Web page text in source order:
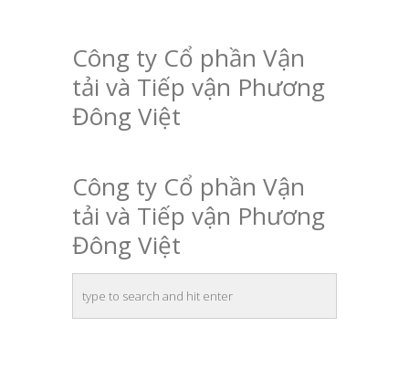
viết
Công ty Cổ phần Vận
tải và Tiếp vận Phương
Đông Việt
Công ty Cổ phần Vận
tải và Tiếp vận Phương
Đông Việt